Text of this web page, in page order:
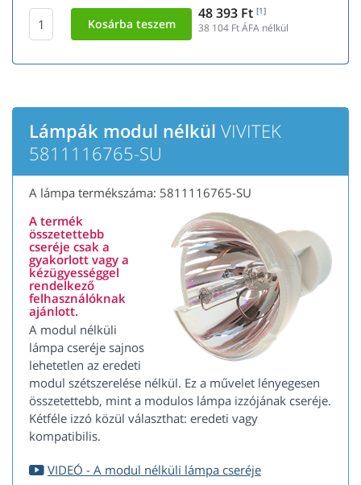
48 393 Ft [1]
38 104 Ft ÁFA nélkül
Lámpák modul nélkül VIVITEK
5811116765-SU
A lámpa termékszáma: 5811116765-SU
A termék
összetettebb
cseréje csak a
gyakorlott vagy a
kézügyességgel
rendelkező
felhasználóknak
ajánlott.
A modul nélküli
lámpa cseréje sajnos
lehetetlen az eredeti
modul szétszerelése nélkül. Ez a művelet lényegesen
összetettebb, mint a modulos lámpa izzójának cseréje.
Kétféle izzó közül választhat: eredeti vagy
kompatibilis.
VIDEÓ - A modul nélküli lámpa cseréje